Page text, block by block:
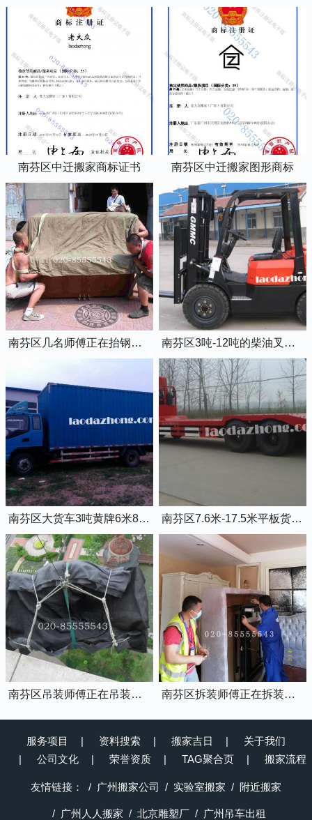
南芬区中迁搬家商标证书 南芬区中迁搬家图形商标
南芬区几名师傅正在抬钢琴上楼 南芬区3吨-12吨的柴油叉车出租
南芬区大货车3吨黄牌6米8的厢式货车 南芬区7.6米-17.5米平板货车出租
南芬区吊装师傅正在吊装物品上楼 南芬区拆装师傅正在拆装家具
服务项目 资料搜索 搬家吉日
关于我们
公司文化
荣誉资质 TAG聚合页 搬家流程
友情链接： 广州搬家公司 实验室搬家 附近搬家
广州人人搬家 北京雕塑厂 广州吊车出租